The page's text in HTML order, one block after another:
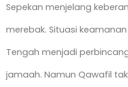
Sepekan menjelang
merebak. Situasi
Tengah menjadi
jamaah. Namun Qawafil